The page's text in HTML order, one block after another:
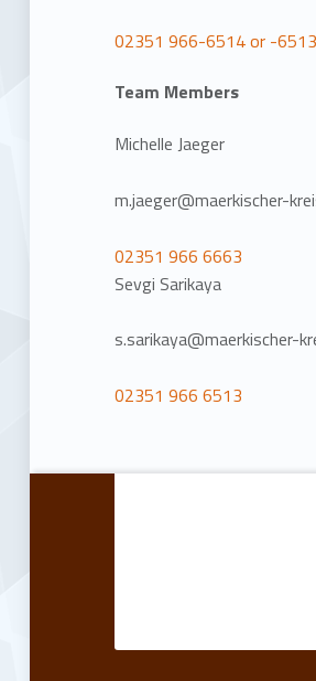
02351 966-6514 or -6513
Team Members
Michelle Jaeger
m.jaeger@maerkischer-
02351 966 6663
Sevgi Sarikaya
s.sarikaya@maerkischer-
02351 966 6513